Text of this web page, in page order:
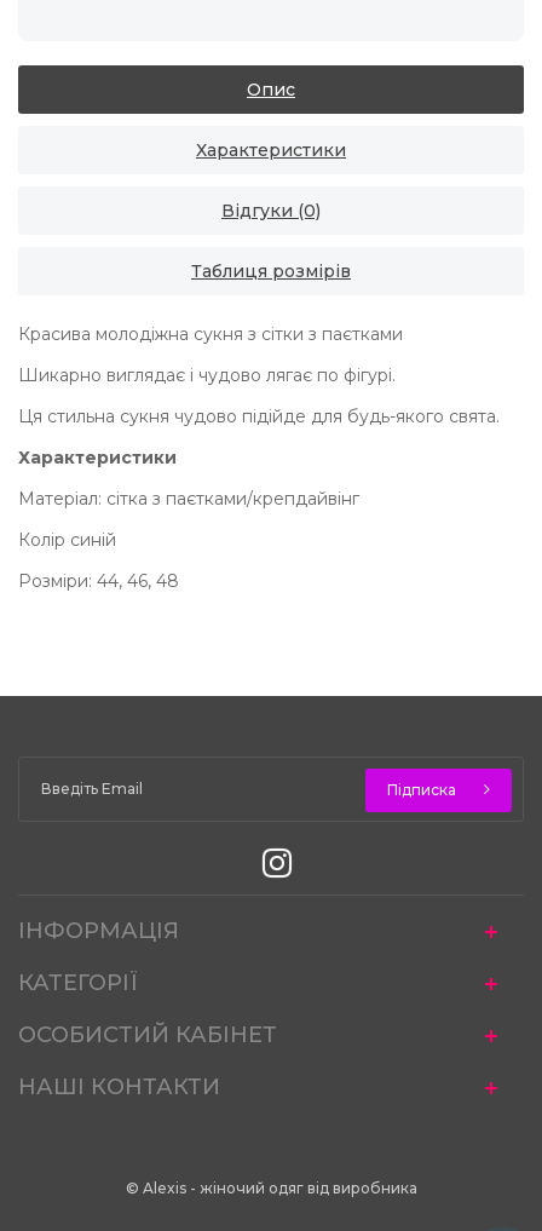
Опис
Характеристики
Відгуки (0)
Таблиця розмірів
Красива молодіжна сукня з сітки з паєтками
Шикарно виглядає і чудово лягає по фігурі.
Ця стильна сукня чудово підійде для будь-якого свята.
Характеристики
Матеріал: сітка з паєтками/крепдайвінг
Колір синій
Розміри: 44, 46, 48
Підписка
ІНФОРМАЦІЯ
КАТЕГОРІЇ
ОСОБИСТИЙ КАБІНЕТ
НАШІ КОНТАКТИ
© Alexis - жіночий одяг від виробника